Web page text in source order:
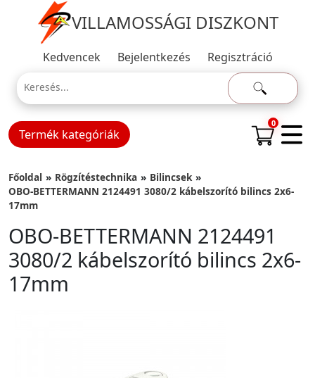
VILLAMOSSÁGI DISZKONT
Kedvencek Bejelentkezés Regisztráció
Termék kategóriák
0
Főoldal Rögzítéstechnika
Bilincsek
OBO-BETTERMANN 2124491 3080/2 kábelszorító bilincs 2x6-
17mm
OBO-BETTERMANN 2124491
3080/2 kábelszorító bilincs 2x6-
17mm